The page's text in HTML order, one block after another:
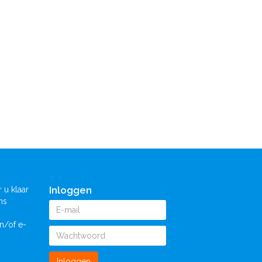
u klaar
of e-
Inloggen